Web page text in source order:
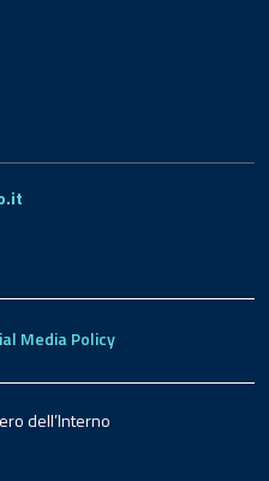
Media Policy
dell’Interno